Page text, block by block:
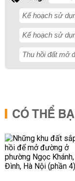
Kế hoạch sử
Kế hoạch sử
Thu hồi đất mở
CÓ THỂ